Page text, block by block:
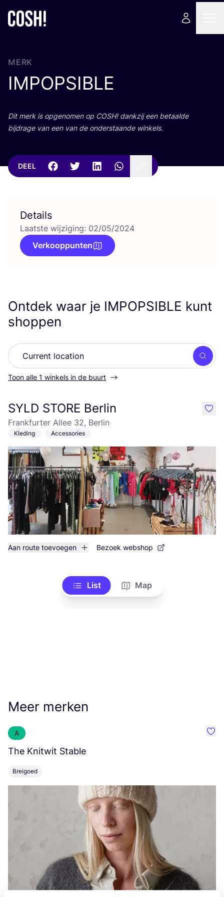
MERK
IMPOPSIBLE
Dit merk is opge­no­men op COSH! dank­zij een betaal­de
bij­dra­ge van een van de onder­staan­de winkels.
DEEL
Details
Laatste wijziging: 02/05/2024
Verkooppunten
Ontdek waar je IMPOPSIBLE kunt
shoppen
Zoek
Toon alle 1 winkels in de buurt
SYLD STORE Berlin
Frankfurter Allee 32, Berlin
Kleding Accessories
Aan route toevoegen Bezoek webshop
like
List Map
Meer merken
A
The Knitwit Stable
Breigoed